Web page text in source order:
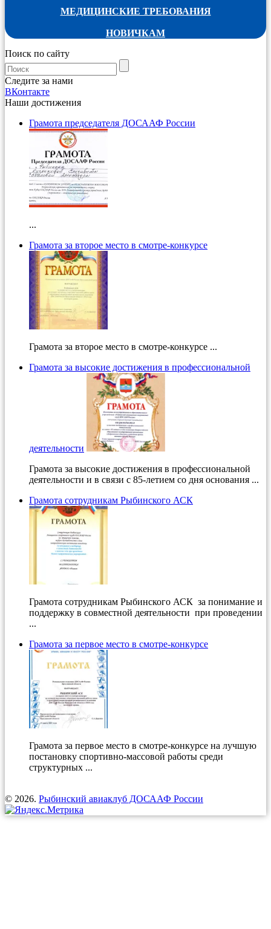
МЕДИЦИНСКИЕ ТРЕБОВАНИЯ
НОВИЧКАМ
Поиск по сайту
Следите за нами
ВКонтакте
Наши достижения
Грамота председателя ДОСААФ России
...
Грамота за второе место в смотре-конкурсе
Грамота за второе место в смотре-конкурсе ...
Грамота за высокие достижения в профессиональной
деятельности
Грамота за высокие достижения в профессиональной
деятельности и в связи с 85-летием со дня основания ...
Грамота сотрудникам Рыбинского АСК
Грамота сотрудникам Рыбинского АСК за понимание и
поддержку в совместной деятельности при проведении
...
Грамота за первое место в смотре-конкурсе
Грамота за первое место в смотре-конкурсе на лучшую
постановку спортивно-массовой работы среди
структурных ...
© 2026. Рыбинский авиаклуб ДОСААФ России